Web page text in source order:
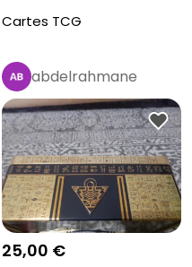
Cartes TCG
abdelrahmane
25,00 €